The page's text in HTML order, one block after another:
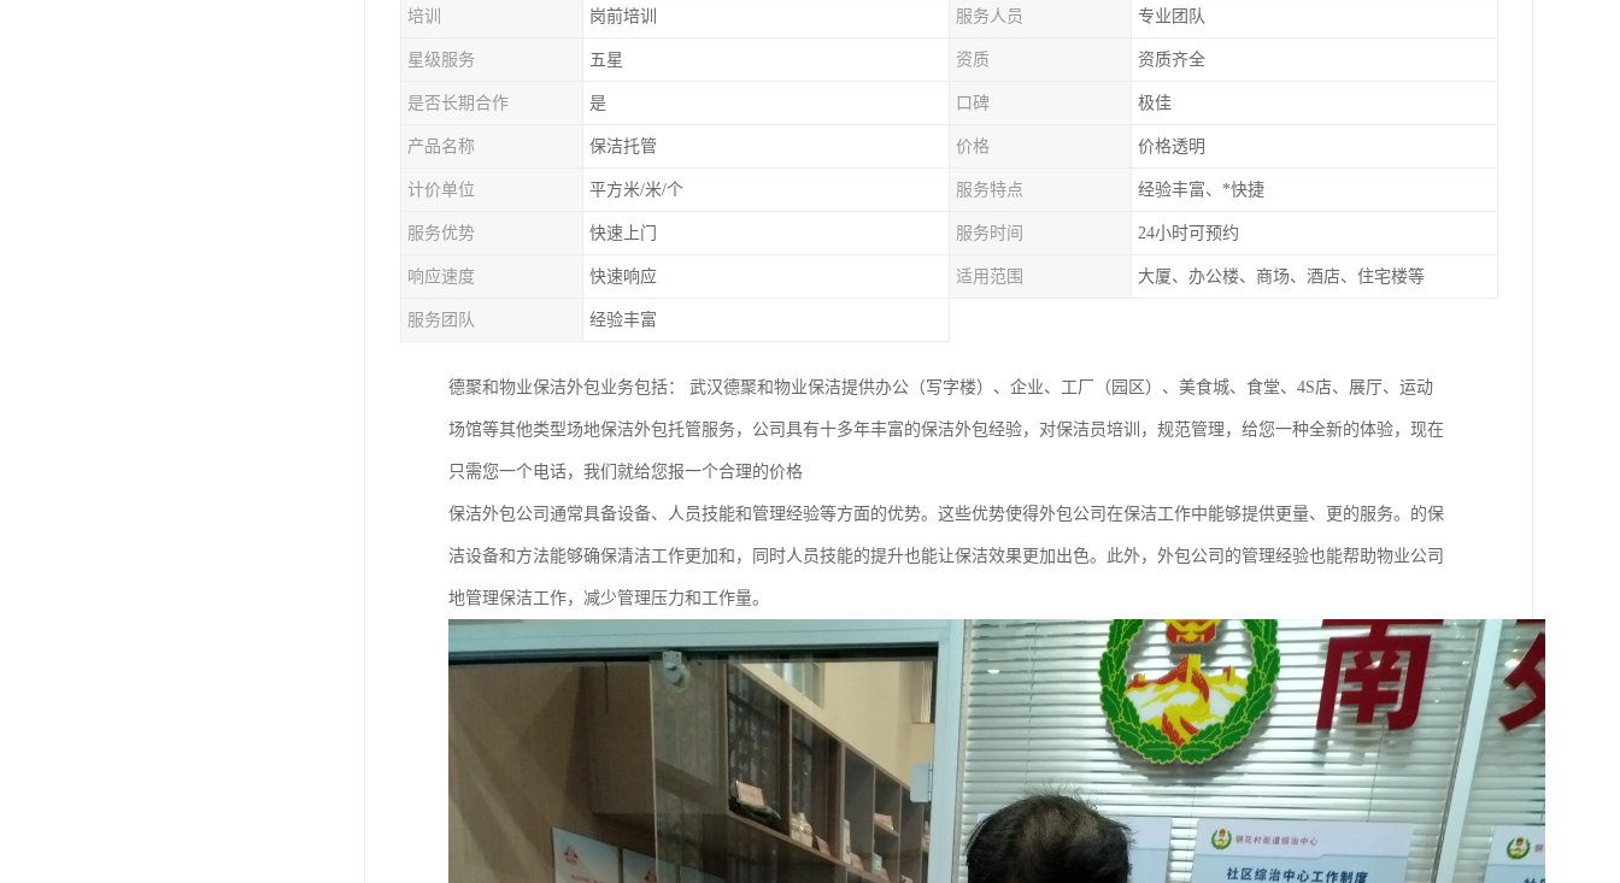
培训 岗前培训 服务人员 专业团队
星级服务 五星 资质 资质齐全
是否长期合作 是 口碑 极佳
产品名称 保洁托管 价格 价格透明
计价单位 平方米/米/个 服务特点 经验丰富、*快捷
服务优势 快速上门 服务时间 24小时可预约
响应速度 快速响应 适用范围 大厦、办公楼、商场、酒店、住宅楼等
服务团队 经验丰富
德聚和物业保洁外包业务包括： 武汉德聚和物业保洁提供办公（写字楼）、企业、工厂（园区）、美食城、食堂、4S店、展厅、运动
场馆等其他类型场地保洁外包托管服务，公司具有十多年丰富的保洁外包经验，对保洁员培训，规范管理，给您一种全新的体验，现在
只需您一个电话，我们就给您报一个合理的价格
保洁外包公司通常具备设备、人员技能和管理经验等方面的优势。这些优势使得外包公司在保洁工作中能够提供更量、更的服务。的保
洁设备和方法能够确保清洁工作更加和，同时人员技能的提升也能让保洁效果更加出色。此外，外包公司的管理经验也能帮助物业公司
地管理保洁工作，减少管理压力和工作量。